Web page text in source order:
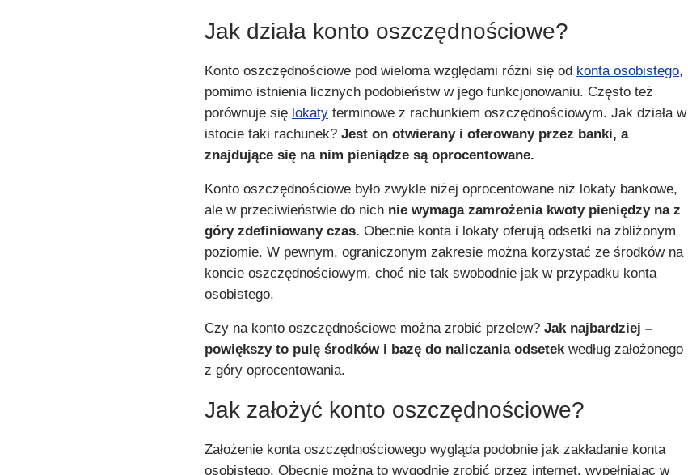
Jak działa konto oszczędnościowe?
Konto oszczędnościowe pod wieloma względami różni się od konta osobistego,
pomimo istnienia licznych podobieństw w jego funkcjonowaniu. Często też
porównuje się lokaty terminowe z rachunkiem oszczędnościowym. Jak działa w
istocie taki rachunek? Jest on otwierany i oferowany przez banki, a
znajdujące się na nim pieniądze są oprocentowane.
Konto oszczędnościowe było zwykle niżej oprocentowane niż lokaty bankowe,
ale w przeciwieństwie do nich nie wymaga zamrożenia kwoty pieniędzy na z
góry zdefiniowany czas.Obecnie konta i lokaty oferują odsetki na zbliżonym
poziomie. W pewnym, ograniczonym zakresie można korzystać ze środków na
koncie oszczędnościowym, choć nie tak swobodnie jak w przypadku konta
osobistego.
Czy na konto oszczędnościowe można zrobić przelew?Jak najbardziej –
powiększy to pulę środków i bazę do naliczania odsetekwedług założonego
z góry oprocentowania.
Jak założyć konto oszczędnościowe?
Założenie konta oszczędnościowego wygląda podobnie jak zakładanie konta
osobistego. Obecnie można to wygodnie zrobić przez internet, wypełniając w